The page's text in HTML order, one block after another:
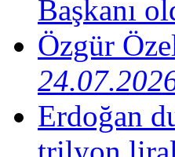
Başkanı
Özgür
Erdoğan